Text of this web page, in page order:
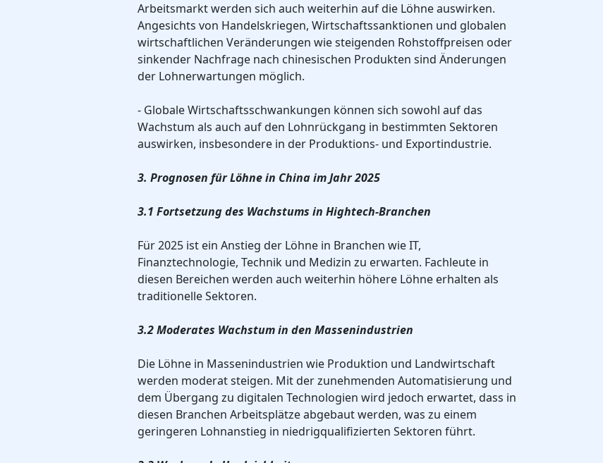
Arbeitsmarkt werden sich auch weiterhin auf die Löhne auswirken.
Angesichts von Handelskriegen, Wirtschaftssanktionen und globalen
wirtschaftlichen Veränderungen wie steigenden Rohstoffpreisen oder
sinkender Nachfrage nach chinesischen Produkten sind Änderungen
der Lohnerwartungen möglich.
- Globale Wirtschaftsschwankungen können sich sowohl auf das
Wachstum als auch auf den Lohnrückgang in bestimmten Sektoren
auswirken, insbesondere in der Produktions- und Exportindustrie.
3. Prognosen für Löhne in China im Jahr 2025
3.1 Fortsetzung des Wachstums in Hightech-Branchen
Für 2025 ist ein Anstieg der Löhne in Branchen wie IT,
Finanztechnologie, Technik und Medizin zu erwarten. Fachleute in
diesen Bereichen werden auch weiterhin höhere Löhne erhalten als
traditionelle Sektoren.
3.2 Moderates Wachstum in den Massenindustrien
Die Löhne in Massenindustrien wie Produktion und Landwirtschaft
werden moderat steigen. Mit der zunehmenden Automatisierung und
dem Übergang zu digitalen Technologien wird jedoch erwartet, dass in
diesen Branchen Arbeitsplätze abgebaut werden, was zu einem
geringeren Lohnanstieg in niedrigqualifizierten Sektoren führt.